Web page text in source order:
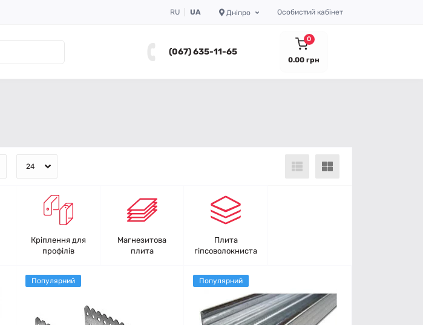
RU UA Дніпро Особистий кабінет
(067) 635-11-65
0
0.00 грн
Кріплення для
профілів
Магнезитова
плита
Плита
гіпсоволокниста
Популярний Популярний